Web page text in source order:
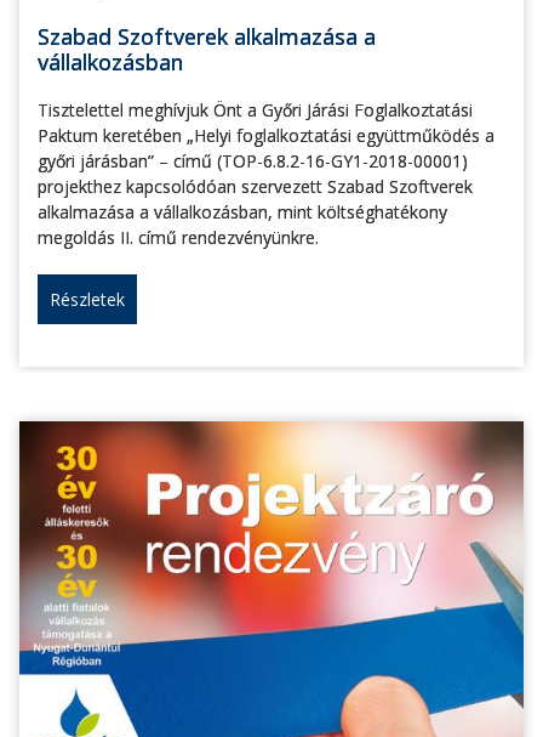
Szabad Szoftverek alkalmazása a
vállalkozásban
Tisztelettel meghívjuk Önt a Győri Járási Foglalkoztatási
Paktum keretében „Helyi foglalkoztatási együttműködés a
győri járásban” – című (TOP-6.8.2-16-GY1-2018-00001)
projekthez kapcsolódóan szervezett Szabad Szoftverek
alkalmazása a vállalkozásban, mint költséghatékony
megoldás II. című rendezvényünkre.
Részletek